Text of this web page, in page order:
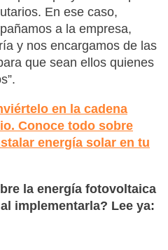
En ese caso,
a la empresa,
y nos encargamos de las
que sean ellos quienes
en la cadena
Conoce todo sobre
energía solar en tu
la energía fotovoltaica
implementarla? Lee ya: